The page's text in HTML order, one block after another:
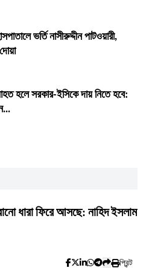
ভর্তি নাসীরুদ্দীন পাটওয়ারী,
হলে সরকার-ইসিকে দায় নিতে হবে:
ধারা ফিরে আসছে: নাহিদ ইসলাম
প্রিন্ট